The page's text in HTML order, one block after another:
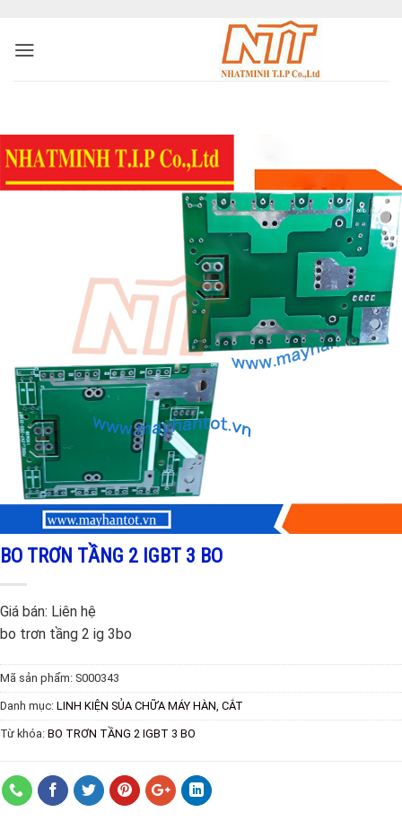
BO TRƠN TẦNG 2 IGBT 3 BO
Giá bán: Liên hệ
bo trơn tầng 2 ig 3bo
Mã sản phẩm: S000343
Danh mục: LINH KIỆN SỦA CHỮA MÁY HÀN, CẮT
Từ khóa: BO TRƠN TẦNG 2 IGBT 3 BO